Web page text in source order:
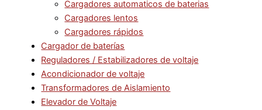
Cargadores automaticos de baterias
Cargadores lentos
Cargadores rápidos
Cargador de baterías
Reguladores / Estabilizadores de voltaje
Acondicionador de voltaje
Transformadores de Aislamiento
Elevador de Voltaje